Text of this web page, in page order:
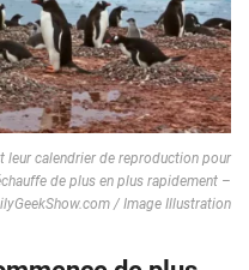
leur calendrier de reproduction pour
de plus en plus rapidement –
/ Image Illustration